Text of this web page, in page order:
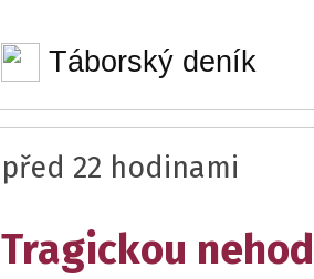
Táborský deník
před 22 hodinami
Tragickou